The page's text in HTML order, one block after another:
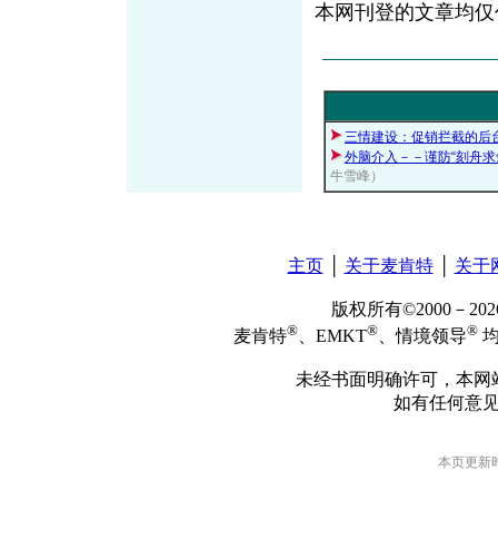
本网刊登的文章均
三情建设：促销拦截的后
外脑介入－－谨防“刻舟
牛雪峰）
主页│ 关于麦肯特│ 关于
版权所有©2000－
麦肯特® 、EMKT® 、情境领导®
未经书面明确许可，本
如有任何意
本页更新